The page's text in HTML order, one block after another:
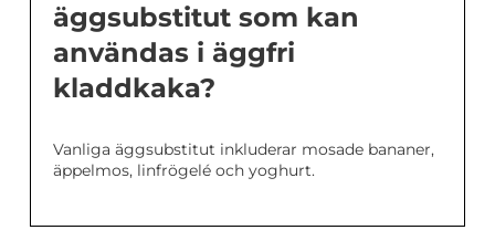
äggsubstitut som kan
användas i äggfri
kladdkaka?
Vanliga äggsubstitut inkluderar mosade bananer,
äppelmos, linfrögelé och yoghurt.